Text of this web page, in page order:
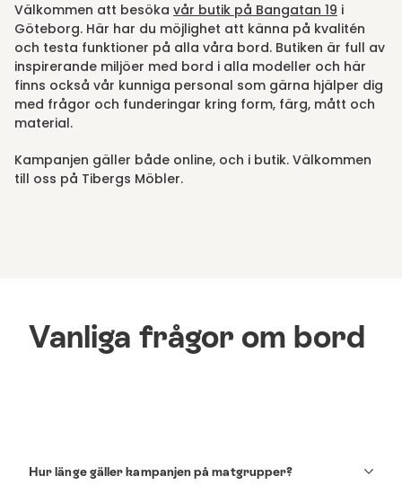
Välkommen att besöka vår butik på Bangatan 19 i
Göteborg. Här har du möjlighet att känna på kvalitén
och testa funktioner på alla våra bord. Butiken är full av
inspirerande miljöer med bord i alla modeller och här
finns också vår kunniga personal som gärna hjälper dig
med frågor och funderingar kring form, färg, mått och
material.
Kampanjen gäller både online, och i butik. Välkommen
till oss på Tibergs Möbler.
Vanliga frågor om bord
Hur länge gäller kampanjen på matgrupper?